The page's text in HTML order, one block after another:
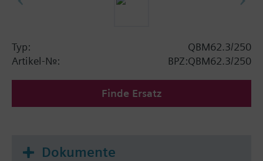
Typ:
QBM62.3/250
Artikel-Nr.:
BPZ:QBM62.3/250
Finde Ersatz
Dokumente